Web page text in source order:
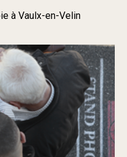
à Vaulx-en-Velin